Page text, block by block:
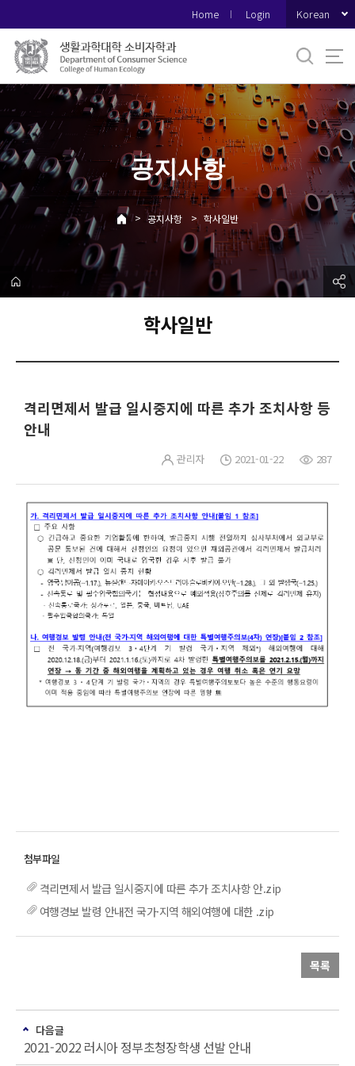
로
메
뉴
Home Login Korean
공지사항
> 공지사항 > 학사일반
학사일반
격리면제서 발급 일시중지에 따른 추가 조치사항 등
안내
관리자 2021-01-22 287
격리면제서 발급 일시중지에 따른 추가 조치사항 안.zip
여행경보 발령 안내전 국가·지역 해외여행에 대한 .zip
목록
다음글
2021-2022 러시아 정부초청장학생 선발 안내